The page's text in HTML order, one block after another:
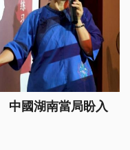
中國湖南當局盼入